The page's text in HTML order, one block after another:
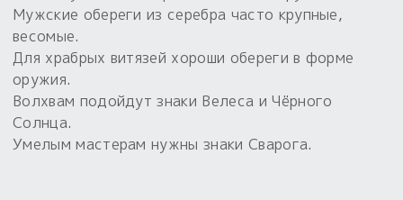
Новинки
Товары недели
Безоплатная доставка
на заказ от 4 тыс. руб. со скидкой
Мужские обереги из серебра часто крупные,
весомые.
Для храбрых витязей хороши обереги в форме
оружия.
Волхвам подойдут знаки Велеса и Чёрного
Солнца.
Умелым мастерам нужны знаки Сварога.